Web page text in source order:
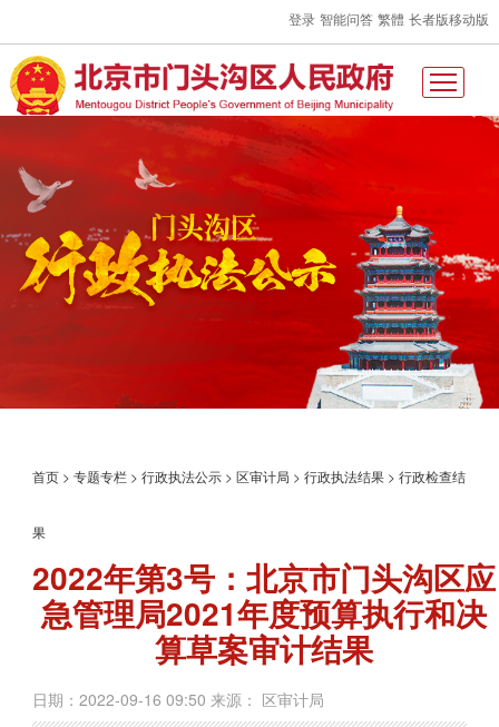
登录 智能问答 繁體 长者版移动版
首页 >专题专栏 >行政执法公示 >区审计局 >行政执法结果 >行政检查结
果
2022年第3号：北京市门头沟区应
急管理局2021年度预算执行和决
算草案审计结果
日期：2022-09-16 09:50 来源： 区审计局